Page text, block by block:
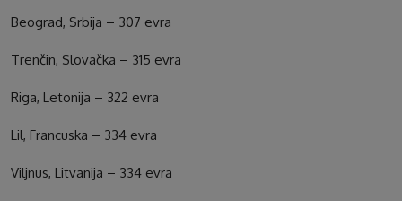
Beograd, Srbija – 307 evra
Trenčin, Slovačka – 315 evra
Riga, Letonija – 322 evra
Lil, Francuska – 334 evra
Viljnus, Litvanija – 334 evra